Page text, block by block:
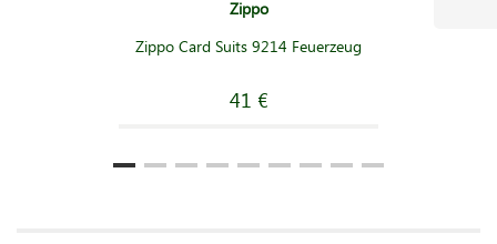
Zippo
Zippo Card Suits 9214 Feuerzeug
41 €